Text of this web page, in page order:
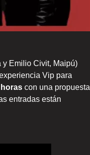
y Emilio Civit, Maipú)
Vip para
con una propuesta
entradas están